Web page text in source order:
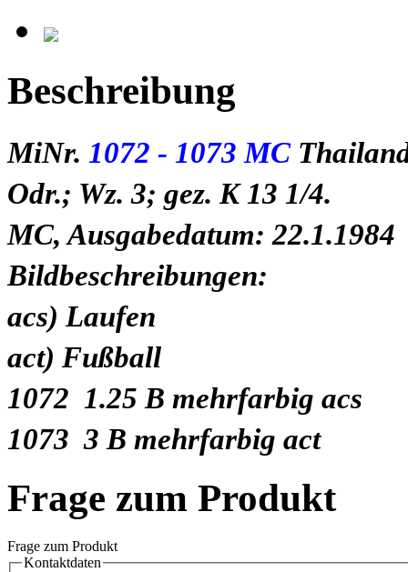
Beschreibung
MiNr. 1072 - 1073 MC
Odr.; Wz. 3; gez. K 13 1/4.
MC, Ausgabedatum: 22.1.1984
Bildbeschreibungen:
acs) Laufen
act) Fußball
1072 1.25 B mehrfarbig acs
1073 3 B mehrfarbig act
Frage zum Produkt
Frage zum Produkt
Kontaktdaten